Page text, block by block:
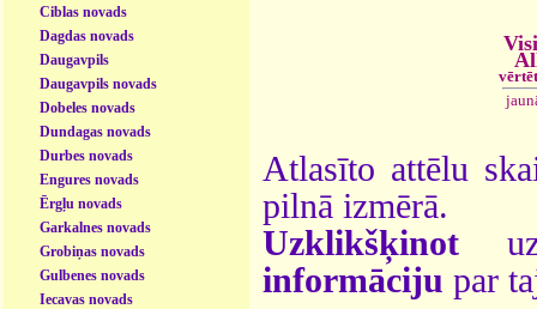
Ciblas novads
Dagdas novads
Daugavpils
Daugavpils novads
Dobeles novads
Dundagas novads
Durbes novads
Engures novads
Ērgļu novads
Garkalnes novads
Grobiņas novads
Gulbenes novads
Iecavas novads
Atlasīto attēlu
pilnā izmērā.
Uzklikšķinot
informāciju par